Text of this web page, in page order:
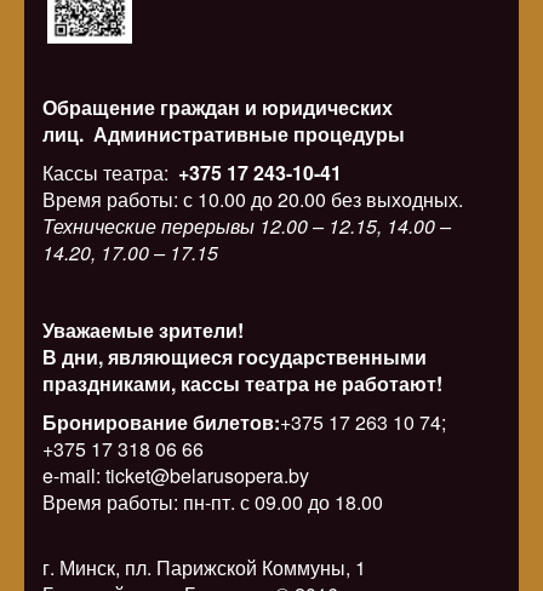
Обращение граждан и юридических
лиц. Административные процедуры
Кассы театра: +375 17 243-10-41
Время работы: с 10.00 до 20.00 без выходных.
Технические перерывы 12.00 – 12.15, 14.00 –
14.20, 17.00 – 17.15
Уважаемые зрители!
В дни, являющиеся государственными
праздниками, кассы театра не работают!
Бронирование билетов:+375 17 263 10 74;
+375 17 318 06 66
e-mail: ticket@belarusopera.by
Время работы: пн-пт. с 09.00 до 18.00
г. Минск, пл. Парижской Коммуны, 1